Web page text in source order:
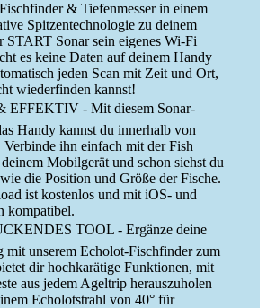
& Tiefenmesser in einem
Spitzentechnologie zu deinem
START Sonar sein eigenes Wi-Fi
es keine Daten auf deinem Handy
jeden Scan mit Zeit und Ort,
wiederfinden kannst!
- Mit diesem Sonar-
Handy kannst du innerhalb von
ihn einfach mit der Fish
Mobilgerät und schon siehst du
die Position und Größe der Fische.
ist kostenlos und mit iOS- und
kompatibel.
TOOL - Ergänze deine
mit unserem Echolot-Fischfinder zum
dir hochkarätige Funktionen, mit
aus jedem Ageltrip herauszuholen
Echolotstrahl von 40° für